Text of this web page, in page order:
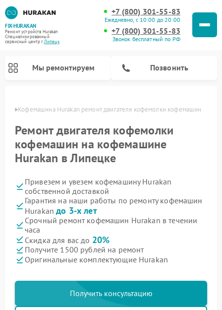
FIX-HURAKAN
Ремонт устройств Hurakan
Специализированный
cервисный центр г.Липецк
+7 (800) 301-55-83
Ежедневно, с 10:00 до 20:00
+7 (800) 301-55-83
Звонок бесплатный по РФ
Мы ремонтируем Позвонить
Кофемашина Hurakan ремонт двигателя кофемолки кофемашин
Ремонт двигателя кофемолки
кофемашин на кофемашине
Hurakan в Липецке
Привезем и увезем кофемашину Hurakan
собственной доставкой
Гарантия на наши работы по ремонту кофемашин
Hurakanдо 3-х лет
Срочный ремонт кофемашин Hurakan в течении
часа
Скидка для вас до 20%
Получите 1500 рублей на ремонт
Оригинальные комплектующие Hurakan
Получить консультацию